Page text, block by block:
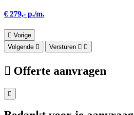
€ 279,- p./m.
Vorige
Volgende
Versturen
Offerte aanvragen